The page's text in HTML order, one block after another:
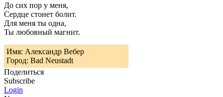
До сих пор у меня,
Сердце стонет болит.
Для меня ты одна,
Ты любовный магнит.
Имя: Александр Вебер
Город: Bad Neustadt
Поделиться
Subscribe
Login